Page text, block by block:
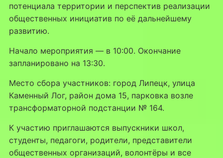
потенциала территории и перспектив реализации
общественных инициатив по её дальнейшему
развитию.
Начало мероприятия — в 10:00. Окончание
запланировано на 13:30.
Место сбора участников: город Липецк, улица
Каменный Лог, район дома 15, парковка возле
трансформаторной подстанции № 164.
К участию приглашаются выпускники школ,
студенты, педагоги, родители, представители
общественных организаций, волонтёры и все